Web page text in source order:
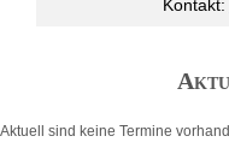
Kontakt:
Aktuell sind keine Termine